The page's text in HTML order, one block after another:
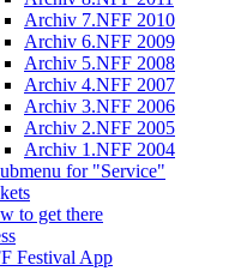
Archiv 7.NFF 2010
Archiv 6.NFF 2009
Archiv 5.NFF 2008
Archiv 4.NFF 2007
Archiv 3.NFF 2006
Archiv 2.NFF 2005
Archiv 1.NFF 2004
for "Service"
to get there
Festival App